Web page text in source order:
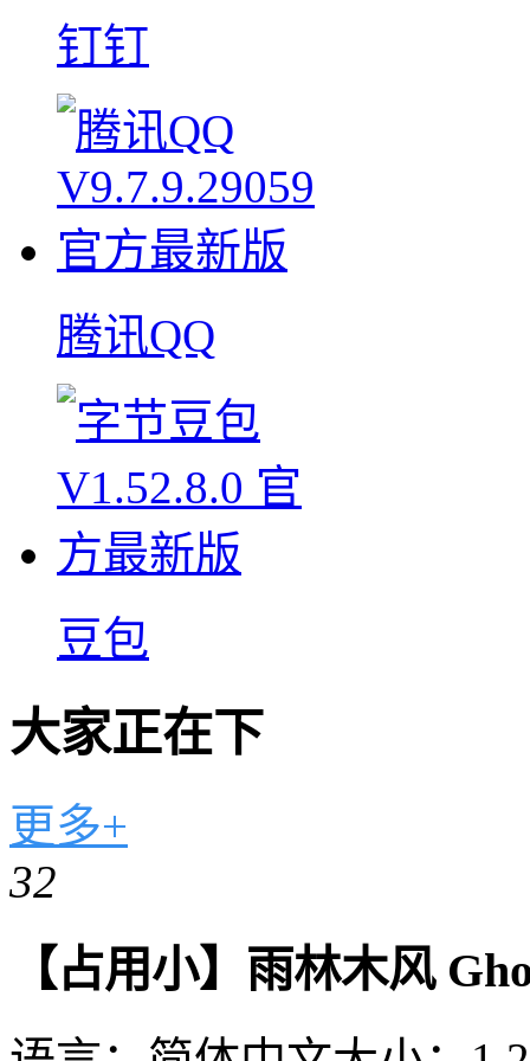
钉钉
腾讯QQ
豆包
大家正在下
更多+
32
【占用小】雨林木风